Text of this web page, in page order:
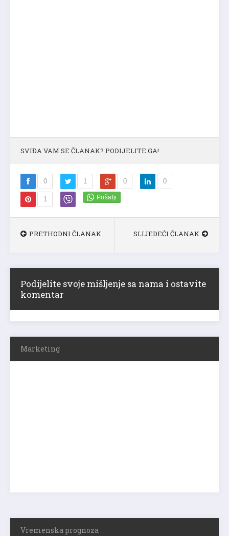
SVIĐA VAM SE ČLANAK? PODIJELITE GA!
0 1 0 0
1
PRETHODNI ČLANAK SLIJEDEĆI ČLANAK
Podijelite svoje mišljenje sa nama i ostavite
komentar
Marketing
Vremenska prognoza